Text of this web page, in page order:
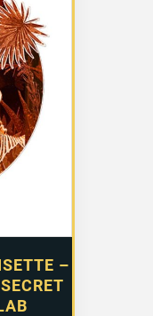
–